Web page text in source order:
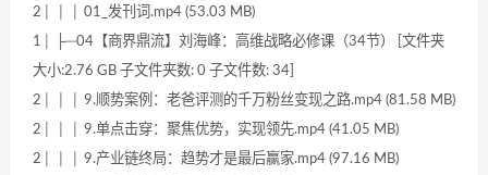
2│ │ │ 01_发刊词.mp4 (53.03 MB)
1│ ├─04【商界鼎流】刘海峰：高维战略必修课（34节） [文件夹
大小:2.76 GB 子文件夹数: 0 子文件数: 34]
2│ │ │ 9.顺势案例：老爸评测的千万粉丝变现之路.mp4 (81.58 MB)
2│ │ │ 9.单点击穿：聚焦优势，实现领先.mp4 (41.05 MB)
2│ │ │ 9.产业链终局：趋势才是最后赢家.mp4 (97.16 MB)